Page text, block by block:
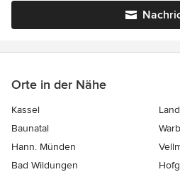
Orte in der Nähe
Kassel
Baunatal
Hann. Münden
Bad Wildungen